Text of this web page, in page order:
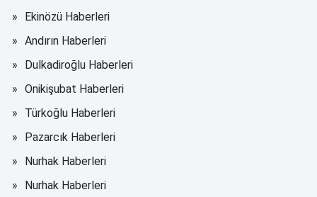
Ekinözü Haberleri
Andırın Haberleri
Dulkadiroğlu Haberleri
Onikişubat Haberleri
Türkoğlu Haberleri
Pazarcık Haberleri
Nurhak Haberleri
Nurhak Haberleri